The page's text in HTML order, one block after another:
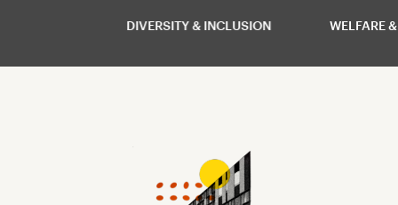
DIVERSITY & INCLUSION WELFARE